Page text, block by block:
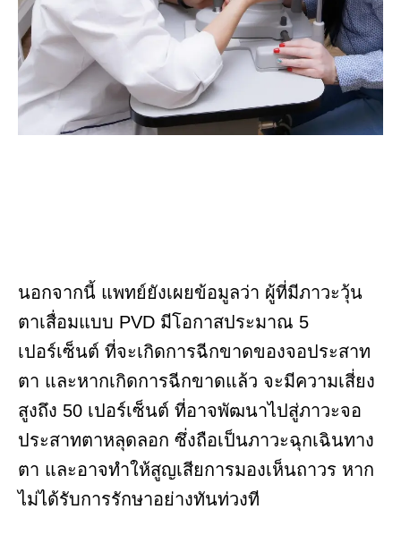
นอกจากนี้ แพทย์ยังเผยข้อมูลว่า ผู้ที่มีภาวะวุ้น
ตาเสื่อมแบบ PVD มีโอกาสประมาณ 5
เปอร์เซ็นต์ ที่จะเกิดการฉีกขาดของจอประสาท
ตา และหากเกิดการฉีกขาดแล้ว จะมีความเสี่ยง
สูงถึง 50 เปอร์เซ็นต์ ที่อาจพัฒนาไปสู่ภาวะจอ
ประสาทตาหลุดลอก ซึ่งถือเป็นภาวะฉุกเฉินทาง
ตา และอาจทำให้สูญเสียการมองเห็นถาวร หาก
ไม่ได้รับการรักษาอย่างทันท่วงที